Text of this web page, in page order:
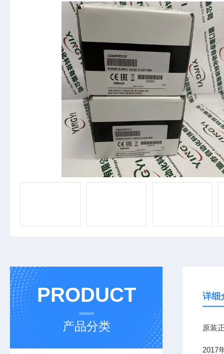
PRODUCT
产品分类
详细
原装
2017